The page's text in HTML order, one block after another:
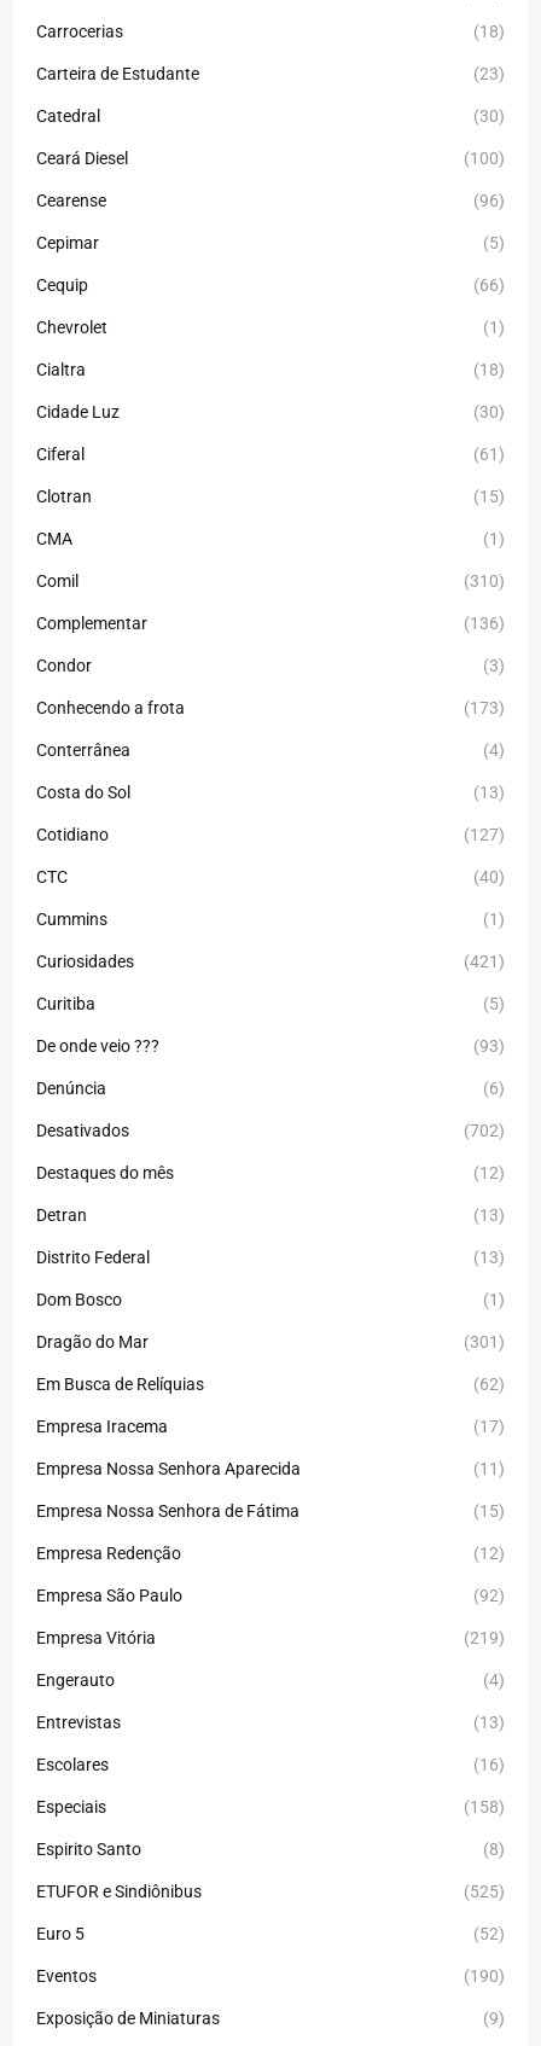
Carrocerias (18)
Carteira de Estudante (23)
Catedral (30)
Ceará Diesel (100)
Cearense (96)
Cepimar (5)
Cequip (66)
Chevrolet (1)
Cialtra (18)
Cidade Luz (30)
Ciferal (61)
Clotran (15)
CMA (1)
Comil (310)
Complementar (136)
Condor (3)
Conhecendo a frota (173)
Conterrânea (4)
Costa do Sol (13)
Cotidiano (127)
CTC (40)
Cummins (1)
Curiosidades (421)
Curitiba (5)
De onde veio ??? (93)
Denúncia (6)
Desativados (702)
Destaques do mês (12)
Detran (13)
Distrito Federal (13)
Dom Bosco (1)
Dragão do Mar (301)
Em Busca de Relíquias (62)
Empresa Iracema (17)
Empresa Nossa Senhora Aparecida (11)
Empresa Nossa Senhora de Fátima (15)
Empresa Redenção (12)
Empresa São Paulo (92)
Empresa Vitória (219)
Engerauto (4)
Entrevistas (13)
Escolares (16)
Especiais (158)
Espirito Santo (8)
ETUFOR e Sindiônibus (525)
Euro 5 (52)
Eventos (190)
Exposição de Miniaturas (9)